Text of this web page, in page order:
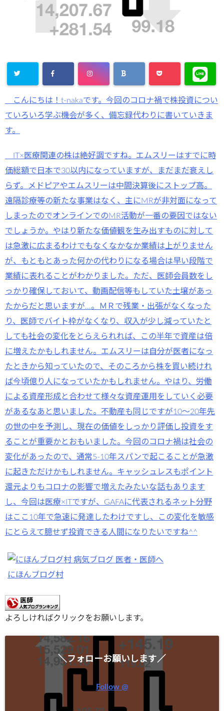
こんにちは！t-nakaです。今回のコロナ禍で株投資につい
ていろいろ学ぶ機会が多く、備忘録代わりに書いていきま
す。
IT×医療関連の株は絶好調ですね。エムスリーはすでに時
価総額で日本で30以内になっていますが、まだまだ衰えし
らず。メドピアやエムスリーは中間決算後にストップ高。
遠隔診療等の新たな事業はなく、主にMRが非対面になって
しまったのでオンラインでのMR活動が一番の要因ではない
でしょうか。やはり新たな価値観を生み出すものに対して
は急激に広まるわけでもなくなかなか業績は上がりません
が、もともとあった何かの代わりになる場合は早い段階で
業績に表れることがわかりました。ただ、医師会員数をし
っかり確保しておいて、動画配信等もしていた土壌があっ
たからだと思いますが…。ＭＲで残業・出張がなくなった
り、医師でバイト枠がなくなり、収入が少し減っていたと
しても社会の変化をとらえられれば、この半年で資産は倍
に増えたかもしれません。エムスリーは自分が医者になっ
たときから知っていたので、そのころから株を買い続けれ
ば今頃億り人になっていたかもしれません。やはり、労働
による資産形成と合わせて様々な資産運用をしていく必要
があるなあと思いました。不動産も同じですが10～20年先
の世の中を予測し、現在の価値をしっかり評価し投資をす
ることが重要かとおもいました。今回のコロナ禍は社会の
変化があったので、通常5-10年スパンで起こることが急激
に起きただけかもしれません。キャッシュレスもポイント
還元よりもコロナの影響で増えたみたいな話もあります
し、今回は医療×ITですが、GAFAに代表されるネット分野
はここ10年で急速に発達したわけですし、この変化を敏感
にとらえて臆せず投資できる人間になりたいですね^^
にほんブログ村
よろしければクリックをお願いします。
＼フォローお願いします／
Follow @